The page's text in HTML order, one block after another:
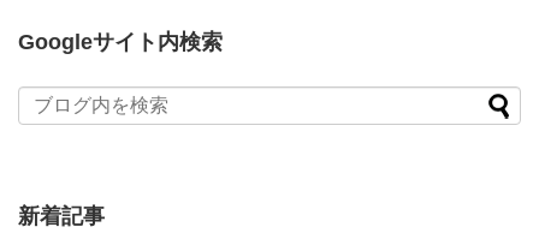
Googleサイト内検索
新着記事